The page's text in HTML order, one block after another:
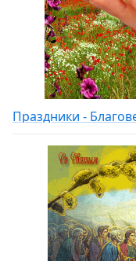
Праздники -